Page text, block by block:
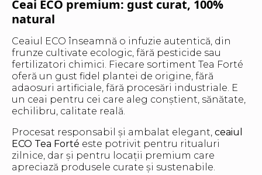
Ceai ECO premium: gust curat, 100%
natural
Ceaiul ECO înseamnă o infuzie autentică, din
frunze cultivate ecologic, fără pesticide sau
fertilizatori chimici. Fiecare sortiment Tea Forté
oferă un gust fidel plantei de origine, fără
adaosuri artificiale, fără procesări industriale. E
un ceai pentru cei care aleg conștient, sănătate,
echilibru, calitate reală.
Procesat responsabil și ambalat elegant, ceaiul
ECO Tea Forté este potrivit pentru ritualuri
zilnice, dar și pentru locații premium care
apreciază produsele curate și sustenabile.